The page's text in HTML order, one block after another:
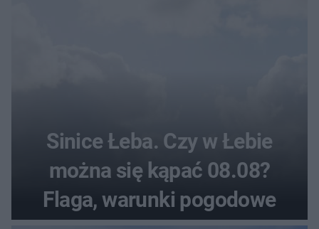
Sinice Łeba. Czy w Łebie
można się kąpać 08.08?
Flaga, warunki pogodowe